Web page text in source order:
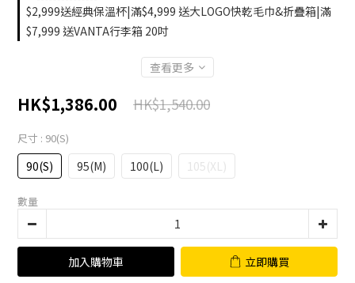
$2,999送經典保溫杯|滿$4,999 送大LOGO快乾毛巾&折疊箱|滿
$7,999 送VANTA行李箱 20吋
查看更多
HK$1,386.00 HK$1,540.00
尺寸 : 90(S)
90(S) 95(M) 100(L) 105(XL)
數量
加入購物車 立即購買